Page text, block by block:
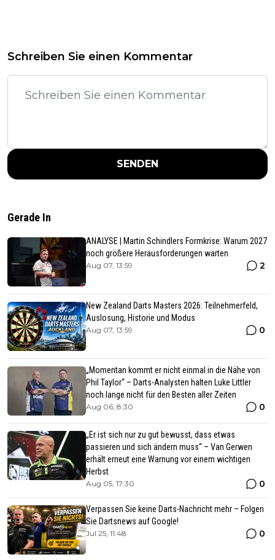
Schreiben Sie einen Kommentar
SENDEN
Gerade In
ANALYSE | Martin Schindlers Formkrise: Warum 2027
noch größere Herausforderungen warten
Aug 07, 13:59 2
New Zealand Darts Masters 2026: Teilnehmerfeld,
Auslosung, Historie und Modus
Aug 07, 13:59 0
„Momentan kommt er nicht einmal in die Nähe von
Phil Taylor“ – Darts-Analysten halten Luke Littler
noch lange nicht für den Besten aller Zeiten
Aug 06, 8:30 0
„Er ist sich nur zu gut bewusst, dass etwas
passieren und sich ändern muss“ – Van Gerwen
erhält erneut eine Warnung vor einem wichtigen
Herbst
Aug 05, 17:30 0
Verpassen Sie keine Darts-Nachricht mehr – Folgen
Sie Dartsnews auf Google!
Jul 25, 11:48 0